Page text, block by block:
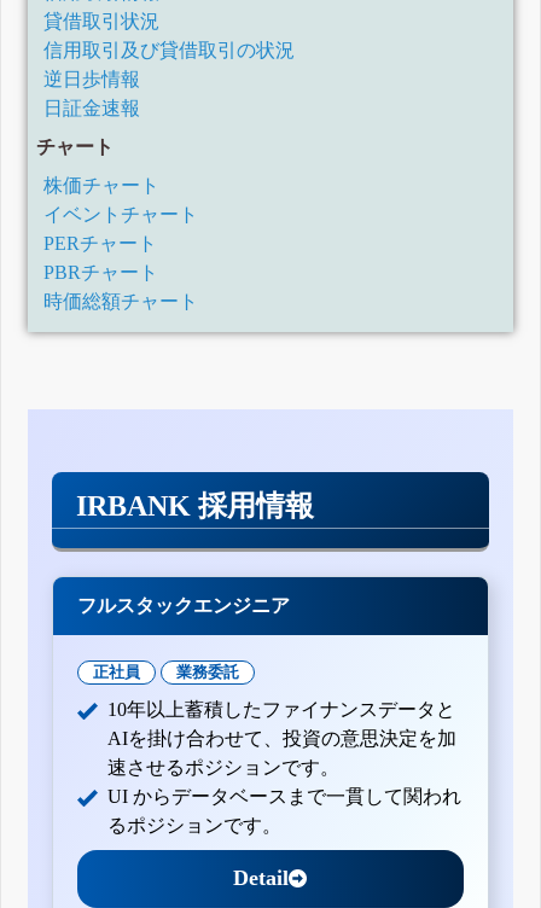
貸借取引状況
信用取引及び貸借取引の状況
逆日歩情報
日証金速報
チャート
株価チャート
イベントチャート
PERチャート
PBRチャート
時価総額チャート
IRBANK 採用情報
フルスタックエンジニア
正社員 業務委託
10年以上蓄積したファイナンスデータと
AIを掛け合わせて、投資の意思決定を加
速させるポジションです。
UI からデータベースまで一貫して関われ
るポジションです。
Detail